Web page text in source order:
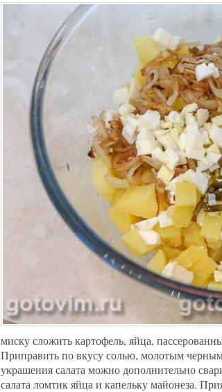
миску сложить картофель, яйца,
Приправить по вкусу солью, молотым
украшения салата можно дополнительно
салата ломтик яйца и капельку майонеза.